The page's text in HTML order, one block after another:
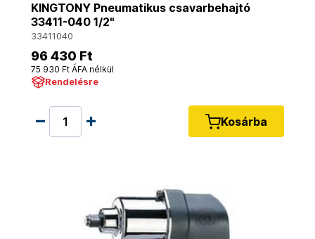
KINGTONY Pneumatikus csavarbehajtó
33411-040 1/2"
33411040
96 430 Ft
75 930 Ft ÁFA nélkül
Rendelésre
Kosárba